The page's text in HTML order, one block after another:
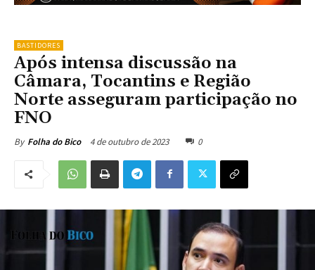
BASTIDORES
Após intensa discussão na
Câmara, Tocantins e Região
Norte asseguram participação no
FNO
By Folha do Bico 4 de outubro de 2023 0